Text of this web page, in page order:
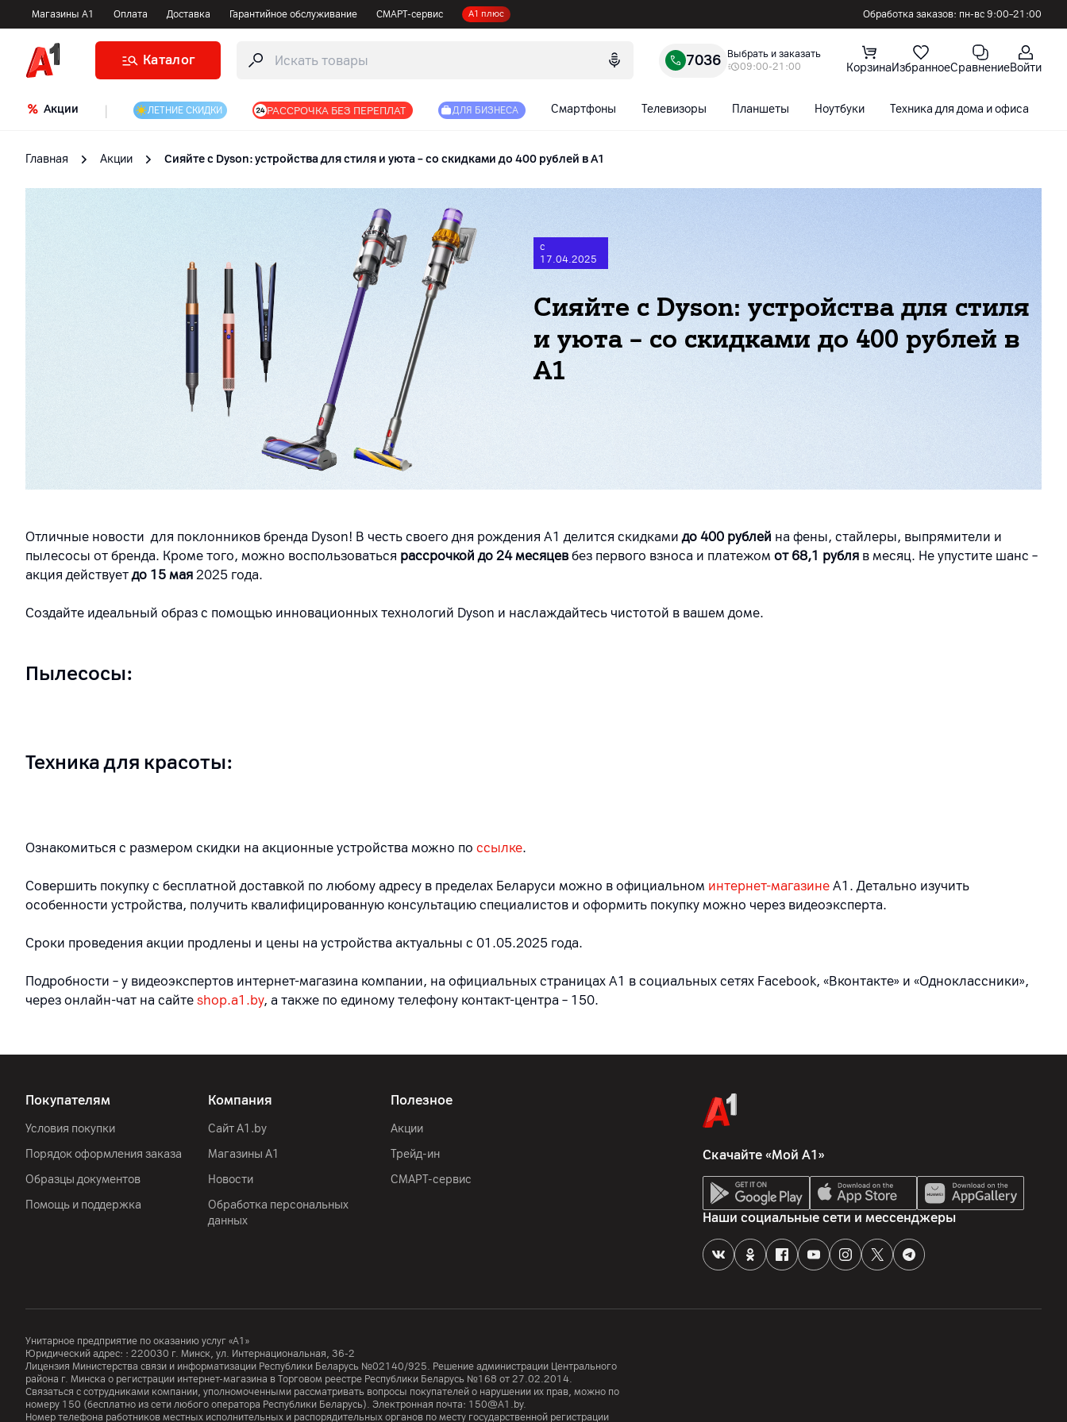
Магазины А1 Оплата Доставка Гарантийное обслуживание СМАРТ-сервис А1 плюс Обработка заказов: пн-вс 9:00–21:00
Каталог 7036
Выбрать и заказать
09:00-21:00
КорзинаИзбранноеСравнениеВойти
Акции ЛЕТНИЕ СКИДКИ РАССРОЧКА БЕЗ ПЕРЕПЛАТ ДЛЯ БИЗНЕСА Смартфоны Телевизоры Планшеты Ноутбуки Техника для дома и офиса
Главная Акции Сияйте с Dyson: устройства для стиля и уюта – со скидками до 400 рублей в А1
с
17.04.2025
Сияйте с Dyson: устройства для стиля
и уюта – со скидками до 400 рублей в
А1
Отличные новости для поклонников бренда Dyson! В честь своего дня рождения А1 делится скидкамидо 400 рублей на фены, стайлеры, выпрямители и
пылесосы от бренда. Кроме того, можно воспользоваться рассрочкой до 24 месяцев без первого взноса и платежом от 68,1 рубля в месяц. Не упустите шанс –
акция действуетдо 15 мая 2025 года.
Создайте идеальный образ с помощью инновационных технологий Dyson и наслаждайтесь чистотой в вашем доме.
Пылесосы:
Техника для красоты:
Ознакомиться с размером скидки на акционные устройства можно по ссылке.
Совершить покупку с бесплатной доставкой по любому адресу в пределах Беларуси можно в официальном интернет-магазине А1. Детально изучить
особенности устройства, получить квалифицированную консультацию специалистов и оформить покупку можно через видеоэксперта.
Сроки проведения акции продлены и цены на устройства актуальны с 01.05.2025 года.
Подробности – у видеоэкспертов интернет-магазина компании, на официальных страницах A1 в социальных сетях Facebook, «Вконтакте» и «Одноклассники»,
через онлайн-чат на сайте shop.a1.by, а также по единому телефону контакт-центра – 150.
Покупателям
Условия покупки
Порядок оформления заказа
Образцы документов
Помощь и поддержка
Компания
Сайт A1.by
Магазины А1
Новости
Обработка персональных
данных
Полезное
Акции
Трейд-ин
СМАРТ-сервис
Скачайте «Мой А1»
Наши социальные сети и мессенджеры
Унитарное предприятие по оказанию услуг «А1»
Юридический адрес: : 220030 г. Минск, ул. Интернациональная, 36-2
Лицензия Министерства связи и информатизации Республики Беларусь №02140/925. Решение администрации Центрального
района г. Минска о регистрации интернет-магазина в Торговом реестре Республики Беларусь №168 от 27.02.2014.
Связаться с сотрудниками компании, уполномоченными рассматривать вопросы покупателей о нарушении их прав, можно по
номеру 150 (бесплатно из сети любого оператора Республики Беларусь). Электронная почта: 150@A1.by.
Номер телефона работников местных исполнительных и распорядительных органов по месту государственной регистрации